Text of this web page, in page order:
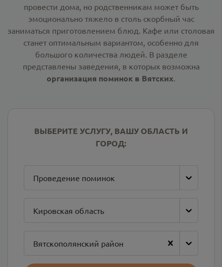
провести дома, но родственникам может быть
эмоционально тяжело в столь скорбный час
заниматься приготовлением блюд. Кафе или столовая
станет оптимальным вариантом, особенно для
большого количества людей. В разделе
представлены заведения, в которых возможна
организация поминок в Вятских.
ВЫБЕРИТЕ УСЛУГУ, ВАШУ ОБЛАСТЬ И
ГОРОД:
Проведение поминок
Кировская область
Вятскополянский район